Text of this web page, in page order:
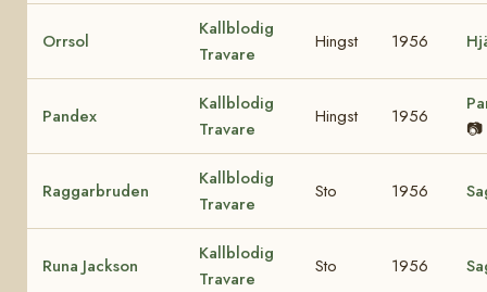
Orrsol
Kallblodig
Travare
Hingst 1956
Pandex
Kallblodig
Travare
Hingst 1956
📷
Raggarbruden
Kallblodig
Travare
Sto 1956
Runa Jackson
Kallblodig
Travare
Sto 1956